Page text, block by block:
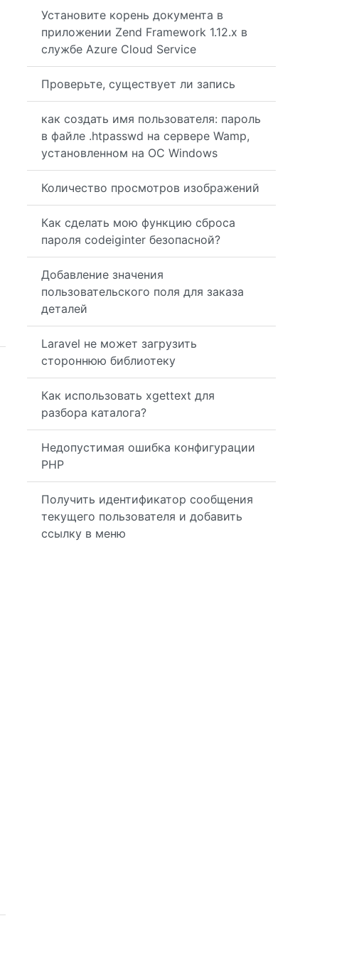
Установите корень документа в
приложении Zend Framework 1.12.x в
службе Azure Cloud Service
Проверьте, существует ли запись
как создать имя пользователя: пароль
в файле .htpasswd на сервере Wamp,
установленном на ОС Windows
Количество просмотров изображений
Как сделать мою функцию сброса
пароля codeiginter безопасной?
Добавление значения
пользовательского поля для заказа
деталей
Laravel не может загрузить
стороннюю библиотеку
Как использовать xgettext для
разбора каталога?
Недопустимая ошибка конфигурации
PHP
Получить идентификатор сообщения
текущего пользователя и добавить
ссылку в меню